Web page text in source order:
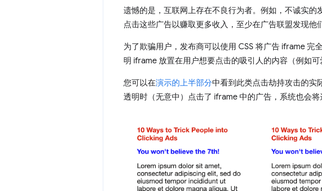
遗憾的是，互联网上存在不良行为者。例如，不诚实
点击这些广告以赚取更多收入，至少在广告联盟发现他
为了欺骗用户，发布商可以使用 CSS 将广告 iframe 完
明 iframe 放置在用户想要点击的吸引人的内容（例如
您可以在演示的上半部分中看到此类点击劫持攻击的实
透明时（无意中）点击了 iframe 中的广告，系统也会将